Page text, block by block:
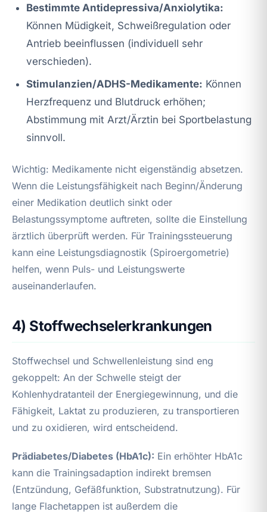
Bestimmte Antidepressiva/Anxiolytika:
Können Müdigkeit, Schweißregulation oder
Antrieb beeinflussen (individuell sehr
verschieden).
Stimulanzien/ADHS-Medikamente: Können
Herzfrequenz und Blutdruck erhöhen;
Abstimmung mit Arzt/Ärztin bei Sportbelastung
sinnvoll.
Wichtig: Medikamente nicht eigenständig absetzen.
Wenn die Leistungsfähigkeit nach Beginn/Änderung
einer Medikation deutlich sinkt oder
Belastungssymptome auftreten, sollte die Einstellung
ärztlich überprüft werden. Für Trainingssteuerung
kann eine Leistungsdiagnostik (Spiroergometrie)
helfen, wenn Puls- und Leistungswerte
auseinanderlaufen.
4) Stoffwechselerkrankungen
Stoffwechsel und Schwellenleistung sind eng
gekoppelt: An der Schwelle steigt der
Kohlenhydratanteil der Energiegewinnung, und die
Fähigkeit, Laktat zu produzieren, zu transportieren
und zu oxidieren, wird entscheidend.
Prädiabetes/Diabetes (HbA1c): Ein erhöhter HbA1c
kann die Trainingsadaption indirekt bremsen
(Entzündung, Gefäßfunktion, Substratnutzung). Für
lange Flachetappen ist außerdem die